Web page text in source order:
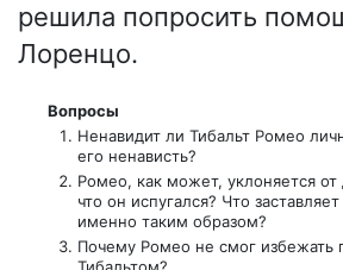
решила попросить
Лоренцо.
Вопросы
Ненавидит ли Тибальт Ромео
его ненависть?
Ромео, как может, уклоняется от
что он испугался? Что
именно таким образом?
Почему Ромео не смог избежать